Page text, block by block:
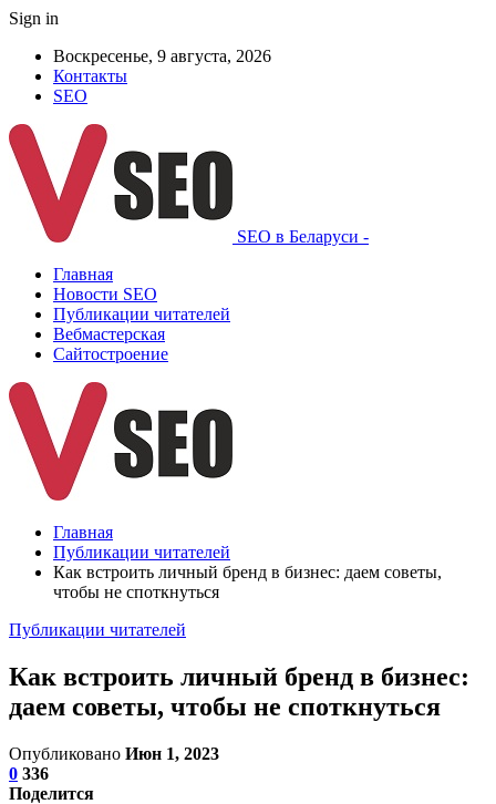
Sign in
Воскресенье, 9 августа, 2026
Контакты
SEO
SEO в Беларуси -
Главная
Новости SEO
Публикации читателей
Вебмастерская
Сайтостроение
Главная
Публикации читателей
Как встроить личный бренд в бизнес: даем советы,
чтобы не споткнуться
Публикации читателей
Как встроить личный бренд в бизнес:
даем советы, чтобы не споткнуться
Опубликовано Июн 1, 2023
0 336
Поделится